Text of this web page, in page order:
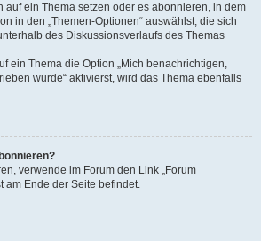
auf ein Thema setzen oder es abonnieren, in dem
in den „Themen-Optionen“ auswählst, die sich
des Diskussionsverlaufs des Themas
ein Thema die Option „Mich benachrichtigen,
wurde“ aktivierst, wird das Thema ebenfalls
verwende im Forum den Link „Forum
am Ende der Seite befindet.